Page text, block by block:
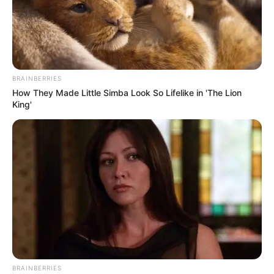
Tetote(2015)
Album Mini
Scramble 14(2018)
Spice 13 Acoustic EP (2017)
Foto – Foto Ruann
1. Poster single debut Korea Ruann, “Beep Beep”
BRAINBERRIES
How They Made Little Simba Look So Lifelike in 'The Lion
King'
BRAINBERRIES